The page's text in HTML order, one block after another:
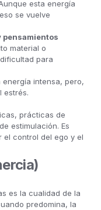
esta energía
se vuelve
pensamientos
material o
para
energía intensa, pero,
estrés.
prácticas de
estimulación. Es
el control del ego y el
es la cualidad de la
predomina, la